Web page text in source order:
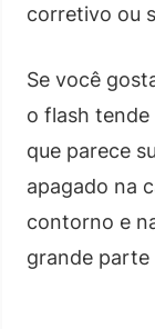
corretivo ou
Se você
o flash tende
que parece
apagado na
contorno e
grande parte